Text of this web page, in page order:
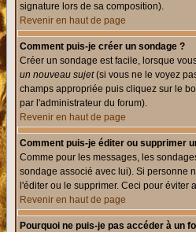
signature lors de sa composition).
Revenir en haut de page
Comment puis-je créer un sondage ?
Créer un sondage est facile, lorsque
un nouveau sujet(si vous ne le voyez
champs appropriée puis cliquez sur le
par l'administrateur du forum).
Revenir en haut de page
Comment puis-je éditer ou supprimer
Comme pour les messages, les
sondage associé avec lui). Si personne
l'éditer ou le supprimer. Ceci pour
Revenir en haut de page
Pourquoi ne puis-je pas accéder à un